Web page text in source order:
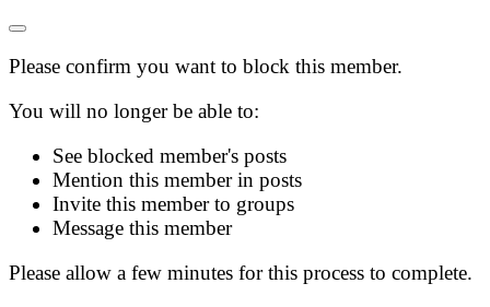
Please confirm you want to block this member.
You will no longer be able to:
See blocked member's posts
Mention this member in posts
Invite this member to groups
Message this member
Please allow a few minutes for this process to complete.